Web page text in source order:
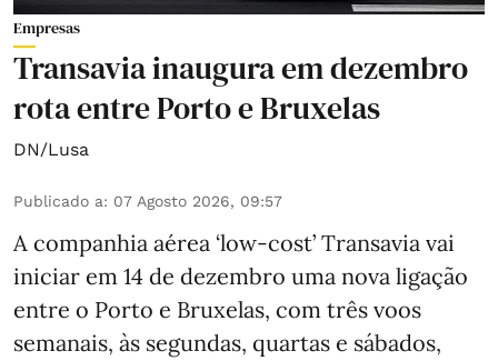
Empresas
Transavia inaugura em dezembro
rota entre Porto e Bruxelas
DN/Lusa
Publicado a: 07 Agosto 2026, 09:57
A companhia aérea ‘low-cost’ Transavia vai
iniciar em 14 de dezembro uma nova ligação
entre o Porto e Bruxelas, com três voos
semanais, às segundas, quartas e sábados,